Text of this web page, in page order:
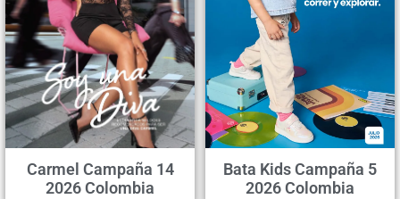
Carmel Campaña 14
2026 Colombia
Bata Kids Campaña 5
2026 Colombia